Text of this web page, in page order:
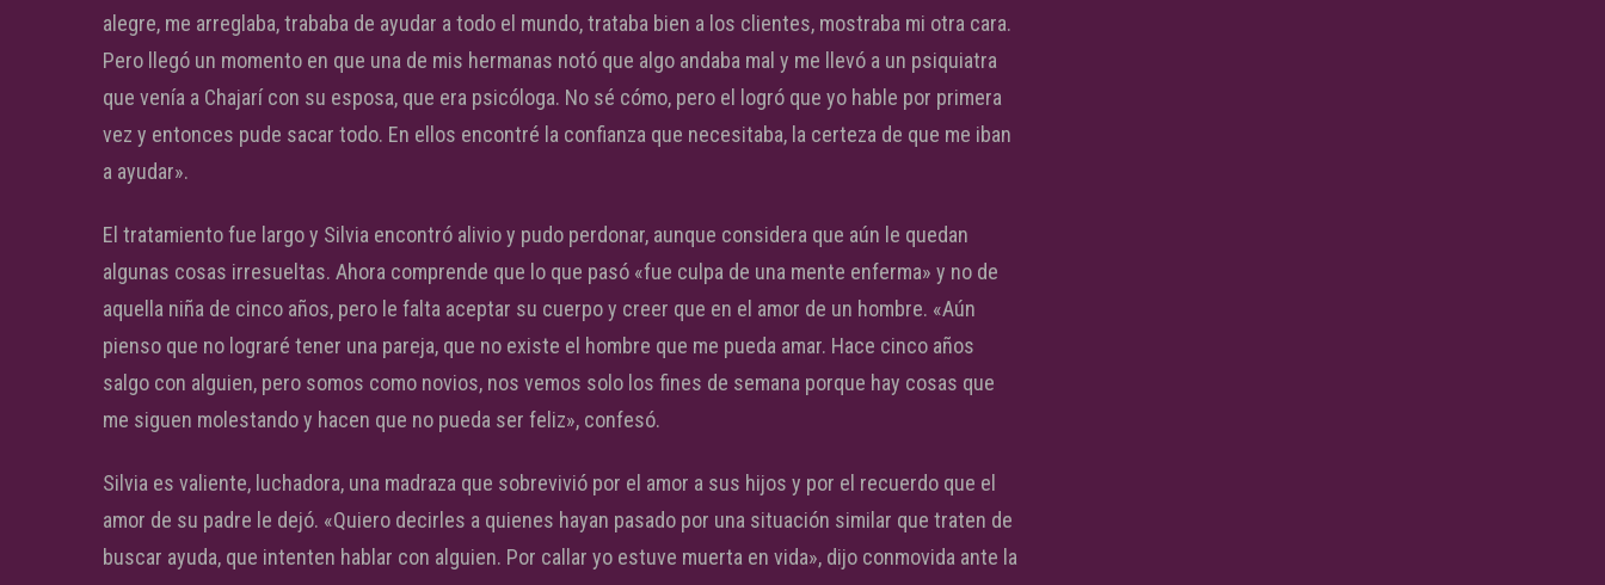
alegre, me arreglaba, trababa de ayudar a todo el mundo, trataba bien a los clientes, mostraba mi otra cara.
Pero llegó un momento en que una de mis hermanas notó que algo andaba mal y me llevó a un psiquiatra
que venía a Chajarí con su esposa, que era psicóloga. No sé cómo, pero el logró que yo hable por primera
vez y entonces pude sacar todo. En ellos encontré la confianza que necesitaba, la certeza de que me iban
a ayudar».
El tratamiento fue largo y Silvia encontró alivio y pudo perdonar, aunque considera que aún le quedan
algunas cosas irresueltas. Ahora comprende que lo que pasó «fue culpa de una mente enferma» y no de
aquella niña de cinco años, pero le falta aceptar su cuerpo y creer que en el amor de un hombre. «Aún
pienso que no lograré tener una pareja, que no existe el hombre que me pueda amar. Hace cinco años
salgo con alguien, pero somos como novios, nos vemos solo los fines de semana porque hay cosas que
me siguen molestando y hacen que no pueda ser feliz», confesó.
Silvia es valiente, luchadora, una madraza que sobrevivió por el amor a sus hijos y por el recuerdo que el
amor de su padre le dejó. «Quiero decirles a quienes hayan pasado por una situación similar que traten de
buscar ayuda, que intenten hablar con alguien. Por callar yo estuve muerta en vida», dijo conmovida ante la